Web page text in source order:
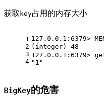
获取 key占用的内存大小
1
2
3
4
127.0.0.1:6379>
(integer) 48
127.0.0.1:6379>
"1"
BigKey的危害